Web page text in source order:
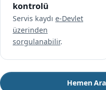
kontrolü
Servis kaydı e-Devlet
üzerinden
sorgulanabilir.
Hemen